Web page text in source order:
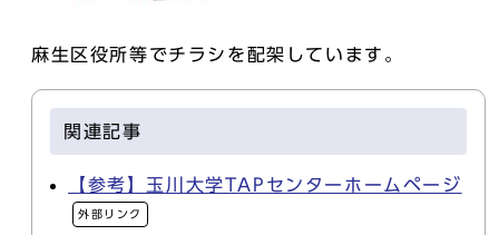
麻生区役所等でチラシを配架しています。
関連記事
【参考】玉川大学TAPセンターホームページ
外部リンク